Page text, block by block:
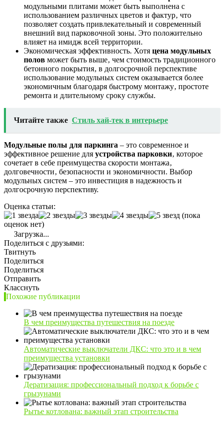
модульными плитами может быть выполнена с
использованием различных цветов и фактур‚ что
позволяет создать привлекательный и современный
внешний вид парковочной зоны. Это положительно
влияет на имидж всей территории.
Экономическая эффективность. Хотя цена модульных
полов может быть выше‚ чем стоимость традиционного
бетонного покрытия‚ в долгосрочной перспективе
использование модульных систем оказывается более
экономичным благодаря быстрому монтажу‚ простоте
ремонта и длительному сроку службы.
Читайте также Стиль хай-тек в интерьере
Модульные полы для паркинга – это современное и
эффективное решение для устройства парковки‚ которое
сочетает в себе преимущества скорости монтажа‚
долговечности‚ безопасности и экономичности. Выбор
модульных систем – это инвестиция в надежность и
долгосрочную перспективу.
Оценка статьи:
(пока
оценок нет)
Загрузка...
Поделиться с друзьями:
Твитнуть
Поделиться
Поделиться
Отправить
Класснуть
Похожие публикации
В чем преимущества путешествия на поезде
Автоматические выключатели ДКС: что это и в чем
преимущества установки
Дератизация: профессиональный подход к борьбе с
грызунами
Рытье котлована: важный этап строительства